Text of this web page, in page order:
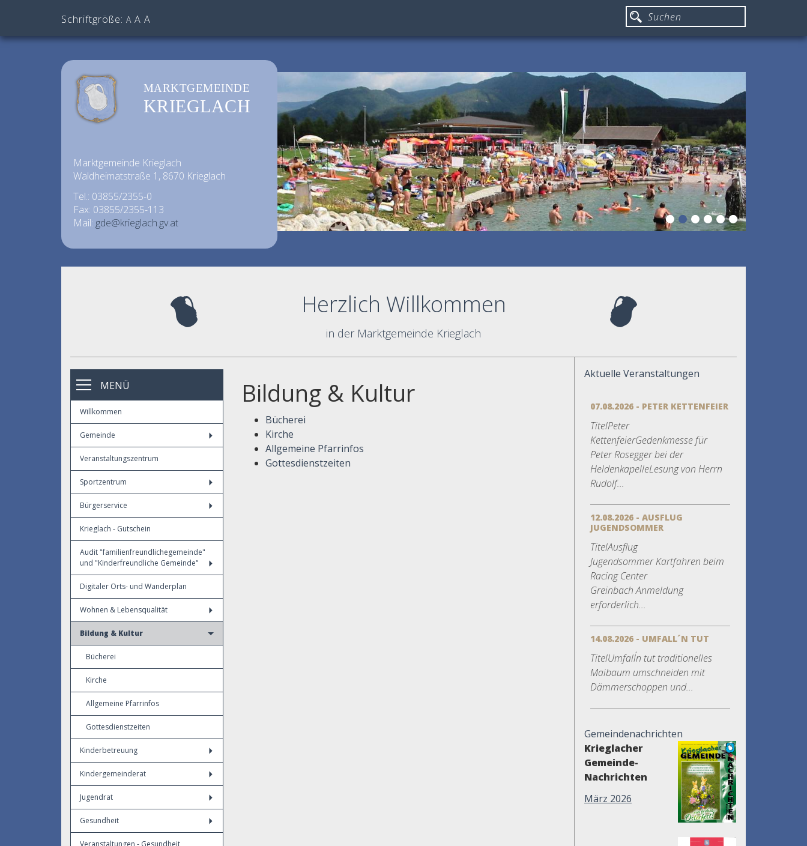
Schriftgröße: A A A
MARKTGEMEINDE
KRIEGLACH
Marktgemeinde Krieglach
Waldheimatstraße 1, 8670 Krieglach
Tel.: 03855/2355-0
Fax: 03855/2355-113
Mail: gde@krieglach.gv.at
Herzlich Willkommen
in der Marktgemeinde Krieglach
MENÜ
Willkommen
Gemeinde
Veranstaltungszentrum
Sportzentrum
Bürgerservice
Krieglach - Gutschein
Audit "familienfreundlichegemeinde"
und "Kinderfreundliche Gemeinde"
Digitaler Orts- und Wanderplan
Wohnen & Lebensqualität
Bildung & Kultur
Bücherei
Kirche
Allgemeine Pfarrinfos
Gottesdienstzeiten
Kinderbetreuung
Kindergemeinderat
Jugendrat
Gesundheit
Veranstaltungen - Gesundheit
Bildung & Kultur
Bücherei
Kirche
Allgemeine Pfarrinfos
Gottesdienstzeiten
Aktuelle Veranstaltungen
07.08.2026 - PETER KETTENFEIER
TitelPeter
KettenfeierGedenkmesse für
Peter Rosegger bei der
HeldenkapelleLesung von Herrn
Rudolf...
12.08.2026 - AUSFLUG
JUGENDSOMMER
TitelAusflug
Jugendsommer Kartfahren beim
Racing Center
Greinbach Anmeldung
erforderlich...
14.08.2026 - UMFALL´N TUT
TitelUmfall´n tut traditionelles
Maibaum umschneiden mit
Dämmerschoppen und...
Gemeindenachrichten
Krieglacher
Gemeinde-
Nachrichten
März 2026